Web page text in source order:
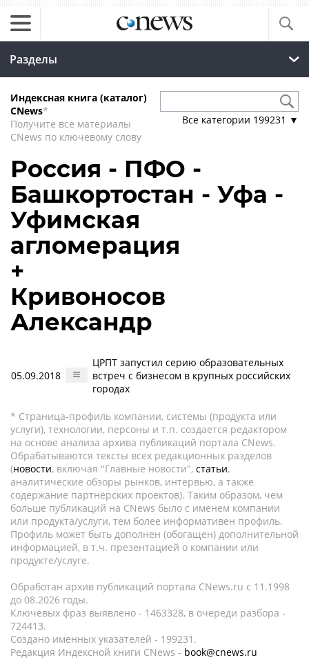
Разделы
Индексная книга (каталог)
CNews*
Получите все материалы
CNews по ключевому слову
Все категории 199231 ▼
Россия - ПФО -
Башкортостан - Уфа -
Уфимская
агломерация
+
Кривоносов
Александр
05.09.2018
ЦРПТ запустил серию образовательных
встреч с бизнесом в крупных российских
городах
* Страница-профиль компании, системы (продукта или
услуги), технологии, персоны и т.п. создается редактором
на основе анализа архива публикаций портала CNews.
Обрабатываются тексты всех редакционных разделов
(новости, включая "Главные новости", статьи,
аналитические обзоры рынков, интервью, а также
содержание партнёрских проектов). Таким образом, чем
больше публикаций на CNews было с именем компании
или продукта/услуги, тем более информативен профиль.
Профиль может быть дополнен (обогащен) дополнительной
информацией, в т.ч. презентацией о компании или
продукте/услуге.
Обработан архив публикаций портала CNews.ru c 11.1998
до 08.2026 годы.
Ключевых фраз выявлено - 1463328, в очереди разбора -
724413.
Создано именных указателей - 199231.
Редакция Индексной книги CNews - book@cnews.ru